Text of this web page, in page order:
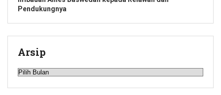
Pendukungnya
Arsip
Arsip